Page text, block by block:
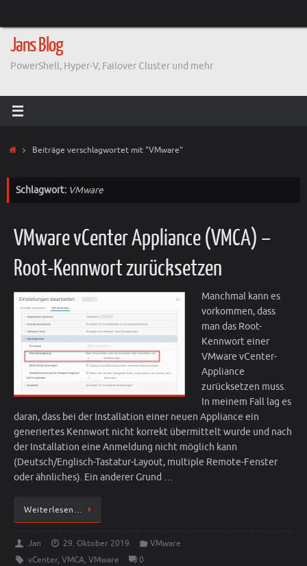
springen
Jans Blog
PowerShell, Hyper-V, Failover Cluster und mehr
StartBeiträge verschlagwortet mit "VMware"
Schlagwort: VMware
VMware vCenter Appliance (VMCA) –
Root-Kennwort zurücksetzen
Manchmal kann es
vorkommen, dass
man das Root-
Kennwort einer
VMware vCenter-
Appliance
zurücksetzen muss.
In meinem Fall lag es
daran, dass bei der Installation einer neuen Appliance ein
generiertes Kennwort nicht korrekt übermittelt wurde und nach
der Installation eine Anmeldung nicht möglich kann
(Deutsch/Englisch-Tastatur-Layout, multiple Remote-Fenster
oder ähnliches). Ein anderer Grund …
Weiterlesen…
Jan 29. Oktober 2019
VMware
vCenter, VMCA, VMware 0